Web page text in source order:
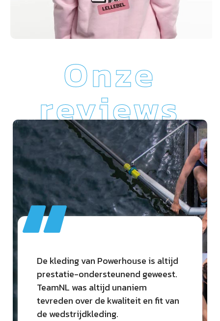
Onze
reviews
De kleding van Powerhouse is altijd
prestatie-ondersteunend geweest.
TeamNL was altijd unaniem
tevreden over de kwaliteit en fit van
de wedstrijdkleding.